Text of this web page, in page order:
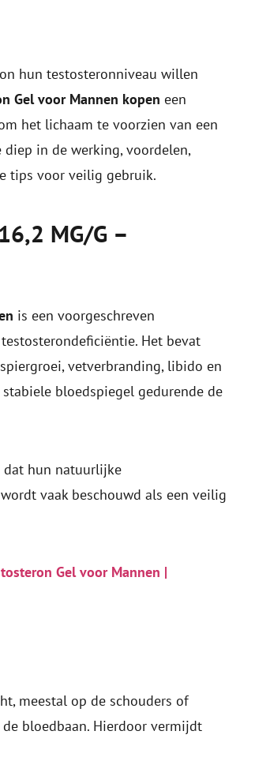
hun testosteronniveau willen
Gel voor Mannen kopen een
het lichaam te voorzien van een
in de werking, voordelen,
tips voor veilig gebruik.
MG/G –
is een voorgeschreven
Het bevat
vetverbranding, libido en
bloedspiegel gedurende de
dat hun natuurlijke
vaak beschouwd als een veilig
Gel voor Mannen |
meestal op de schouders of
bloedbaan. Hierdoor vermijdt